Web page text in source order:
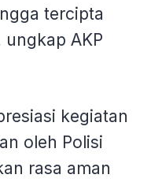
tercipta
ungkap AKP
kegiatan
oleh Polisi
rasa aman